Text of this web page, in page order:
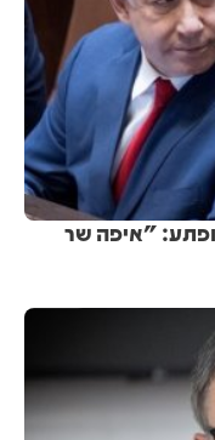
"איפה שר